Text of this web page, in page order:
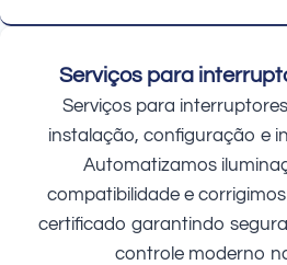
Serviços para
Serviços para
instalação, configuração e
Automatizamos
compatibilidade e corrigimos
certificado garantindo
controle moderno